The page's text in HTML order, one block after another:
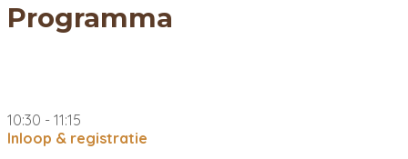
Programma
10:30 - 11:15
Inloop & registratie